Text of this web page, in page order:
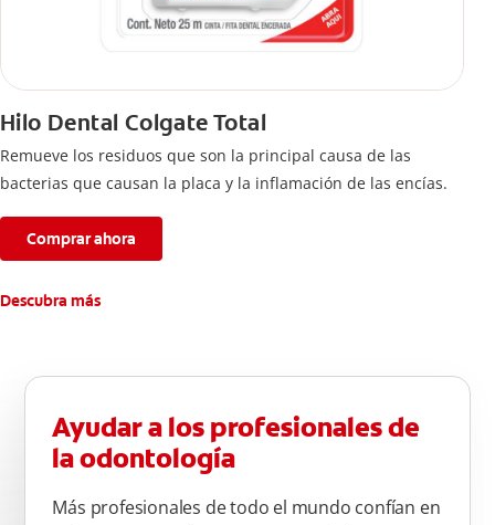
Hilo Dental Colgate Total
Remueve los residuos que son la principal causa de las
bacterias que causan la placa y la inflamación de las encías.
Comprar ahora
Descubra más
Ayudar a los profesionales de
la odontología
Más profesionales de todo el mundo confían en